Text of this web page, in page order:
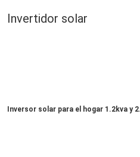
Invertidor solar
Inversor solar para el hogar 1.2kva y